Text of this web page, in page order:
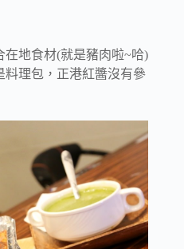
在地食材(就是豬肉啦~哈)
料理包，正港紅醬沒有參